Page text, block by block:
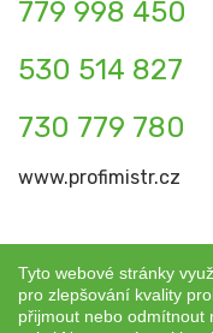
Tyto webové stránky
pro zlepšování kvality
přijmout nebo odmítnout
779 998 450
530 514 827
730 779 780
www.profimistr.cz
Copyright © 2026